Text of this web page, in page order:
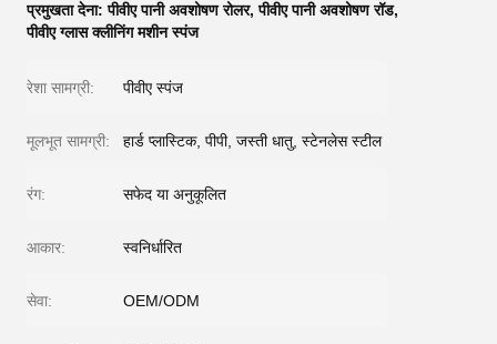
प्रमुखता देना:पीवीए पानी अवशोषण रोलर,पीवीए पानी अवशोषण रॉड,
पीवीए ग्लास क्लीनिंग मशीन स्पंज
रेशा सामग्री: पीवीए स्पंज
मूलभूत सामग्री: हार्ड प्लास्टिक, पीपी, जस्ती धातु, स्टेनलेस स्टील
रंग: सफेद या अनुकूलित
आकार: स्वनिर्धारित
सेवा: OEM/ODM